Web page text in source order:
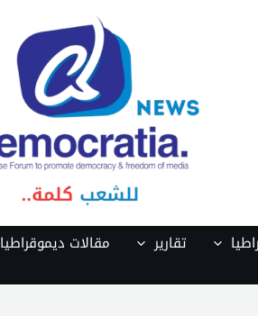
تقارير مقالات ديموقراطيا